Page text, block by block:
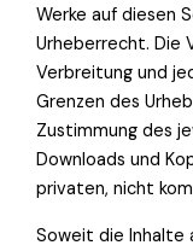
Werke auf diesen
Urheberrecht. Die
Verbreitung und
Grenzen des
Zustimmung des
Downloads und
privaten, nicht
Soweit die Inhalte